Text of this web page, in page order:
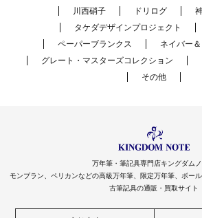
川西硝子
ドリログ
タケダデザインプロジェクト
ペーパーブランクス
ネイバー
グレート・マスターズコレクション
その他
万年筆・筆記具専門店キングダムノ
モンブラン、ペリカンなどの高級万年筆、限定万年筆、ボー
古筆記具の通販・買取サイト